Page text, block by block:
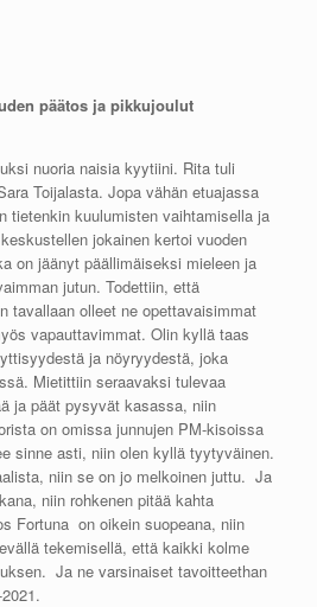
päätos ja pikkujoulut
nuoria naisia kyytiini. Rita tuli
Toijalasta. Jopa vähän etuajassa
tietenkin kuulumisten vaihtamisella ja
jokainen kertoi vuoden
on jäänyt päällimäiseksi mieleen ja
jutun. Todettiin, että
tavallaan olleet ne opettavaisimmat
vapauttavimmat. Olin kyllä taas
ja nöyryydestä, joka
Mietittiin seraavaksi tulevaa
ja päät pysyvät kasassa, niin
on omissa junnujen PM-kisoissa
sinne asti, niin olen kyllä tyytyväinen.
niin se on jo melkoinen juttu. Ja
niin rohkenen pitää kahta
Fortuna on oikein suopeana, niin
tekemisellä, että kaikki kolme
Ja ne varsinaiset tavoitteethan